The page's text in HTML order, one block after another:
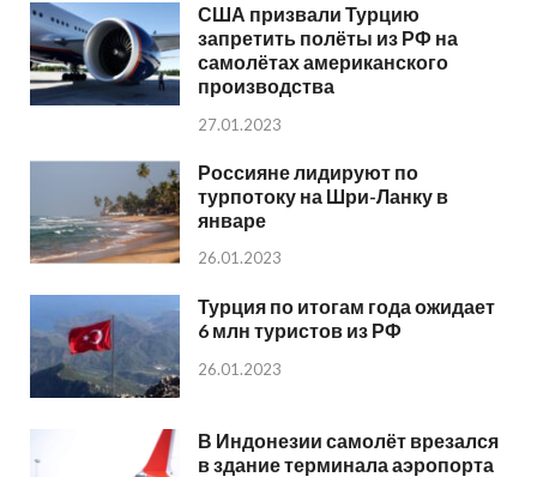
США призвали Турцию
запретить полёты из РФ на
самолётах американского
производства
27.01.2023
Россияне лидируют по
турпотоку на Шри-Ланку в
январе
26.01.2023
Турция по итогам года ожидает
6 млн туристов из РФ
26.01.2023
В Индонезии самолёт врезался
в здание терминала аэропорта